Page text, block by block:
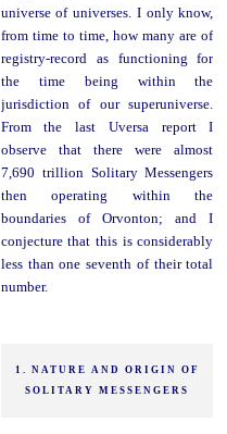
universe of universes. I only know,
from time to time, how many are of
registry-record as functioning for
the time being within the
jurisdiction of our superuniverse.
From the last Uversa report I
observe that there were almost
7,690 trillion Solitary Messengers
then operating within the
boundaries of Orvonton; and I
conjecture that this is considerably
less than one seventh of their total
number.
1. NATURE AND ORIGIN OF
SOLITARY MESSENGERS